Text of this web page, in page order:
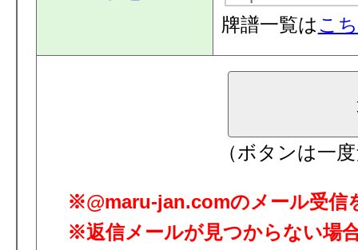
牌譜一覧はこ
（ボタンは一
@maru-jan.comのメール受信
返信メールが見つからない場